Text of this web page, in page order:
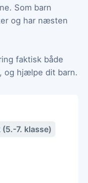
Som barn
og har næsten
faktisk både
og hjælpe dit barn.
(5.-7. klasse)